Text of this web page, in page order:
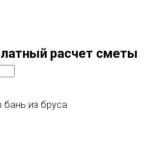
расчет сметы
бань из бруса